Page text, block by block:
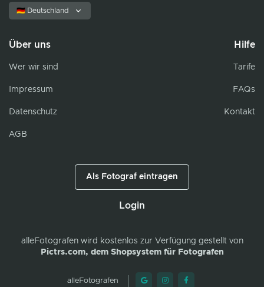
🇩🇪 Deutschland
Über uns
Wer wir sind
Impressum
Datenschutz
AGB
Hilfe
Tarife
FAQs
Kontakt
Als Fotograf eintragen
Login
alleFotografenwird kostenlos zur Verfügung gestellt von
Pictrs.com, dem Shopsystem für Fotografen
alleFotografen